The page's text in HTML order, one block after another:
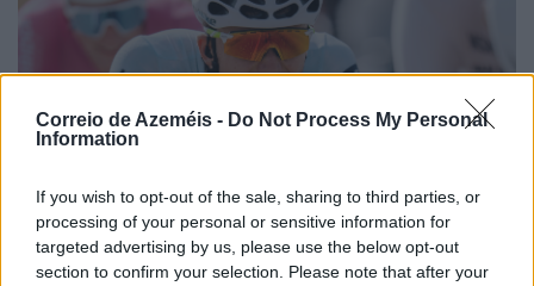
Correio de Azeméis - Do Not Process My Personal
Information
If you wish to opt-out of the sale, sharing to third parties, or
processing of your personal or sensitive information for
targeted advertising by us, please use the below opt-out
section to confirm your selection. Please note that after your